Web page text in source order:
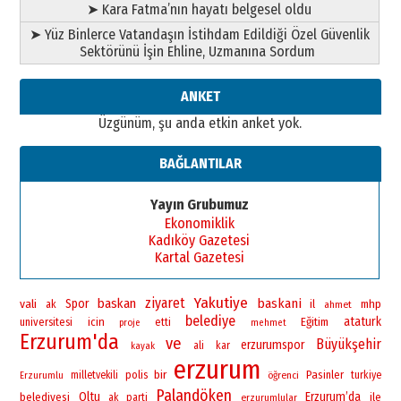
➤ Kara Fatma’nın hayatı belgesel oldu
➤ Yüz Binlerce Vatandaşın İstihdam Edildiği Özel Güvenlik
Sektörünü İşin Ehline, Uzmanına Sordum
ANKET
Üzgünüm, şu anda etkin anket yok.
BAĞLANTILAR
Yayın Grubumuz
Ekonomiklik
Kadıköy Gazetesi
Kartal Gazetesi
vali ak Spor baskan ziyaret Yakutiye baskani il ahmet mhp
universitesi icin proje etti belediye mehmet Eğitim ataturk
Erzurum'da kayak ve ali kar erzurumspor Büyükşehir
Erzurumlu milletvekili polis bir erzurum öğrenci Pasinler turkiye
belediyesi Oltu ak parti Palandöken erzurumlular Erzurum’da ile